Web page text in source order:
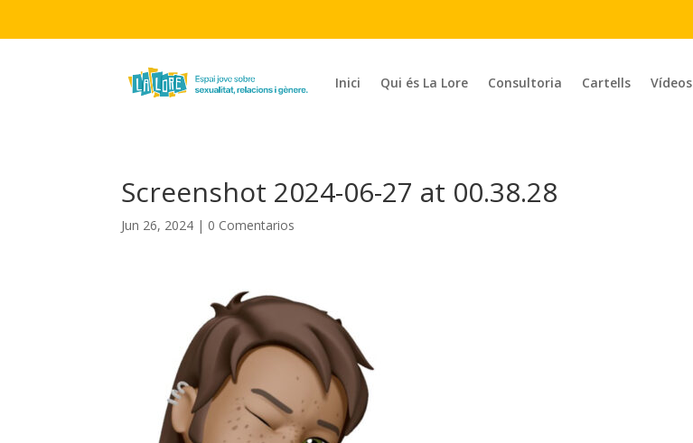
Inici Qui és La Lore Consultoria Cartells Vídeos
Screenshot 2024-06-27 at 00.38.28
Jun 26, 2024 | 0 Comentarios